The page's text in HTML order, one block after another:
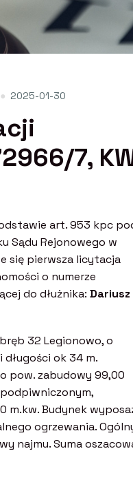
2025-01-30
7,
art. 953 kpc
Sądu Rejonowego w
się pierwsza licytacja
o numerze
do dłużnika: Dariusz
32 Legionowo, o
ok 34 m.
pow. zabudowy 99,00
m.kw. Budynek
ogrzewania.
najmu. Suma